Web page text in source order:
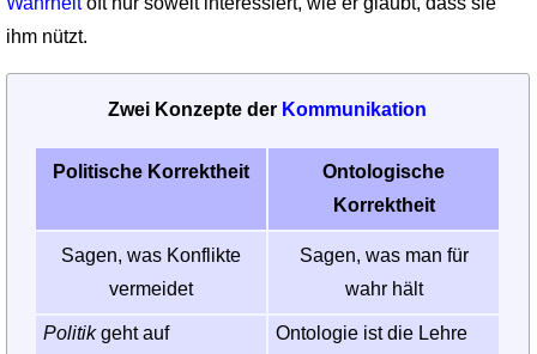
ihm nützt.
Zwei Konzepte der Kommunikation
Politische Korrektheit
Ontologische
Korrektheit
Sagen, was Konflikte
vermeidet
Sagen, was man für
wahr hält
Politikgeht auf
Ontologie ist die Lehre